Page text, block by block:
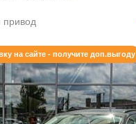
на сайте - получите доп.выгоду